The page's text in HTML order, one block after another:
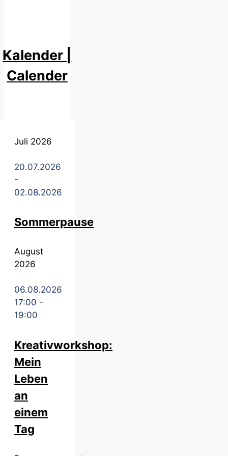
Kalender |
Calender
Juli 2026
20.07.2026
-
02.08.2026
Sommerpause
August
2026
06.08.2026
17:00 -
19:00
Kreativworkshop:
Mein
Leben
an
einem
Tag